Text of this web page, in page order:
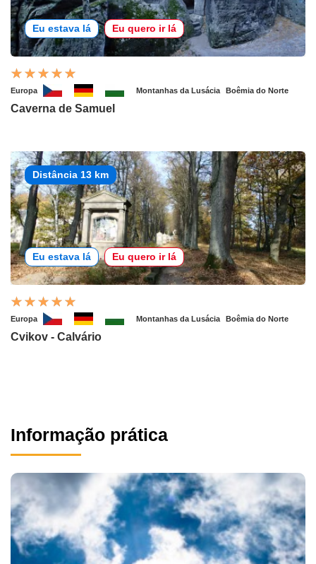
Eu estava lá Eu quero ir lá
Europa Montanhas da Lusácia Boêmia do Norte
Caverna de Samuel
Distância 13 km
Eu estava lá Eu quero ir lá
Europa Montanhas da Lusácia Boêmia do Norte
Cvikov - Calvário
Informação prática